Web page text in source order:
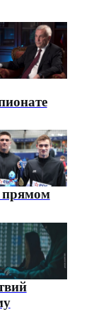
прямом